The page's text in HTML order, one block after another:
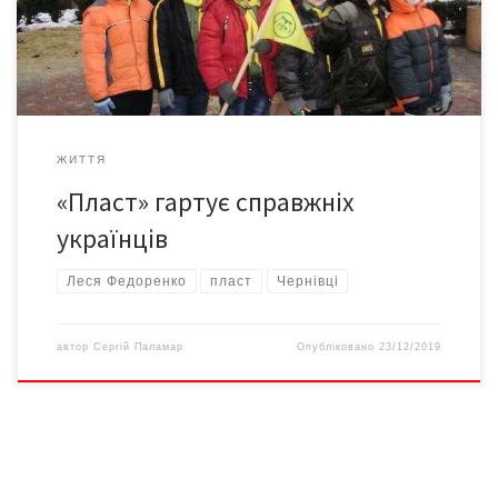
«Пласту». Президент запропонував зняти обов’язок
фінансування цієї організації з держбюджету й особливо з
місцевих бюджетів, […]
ЖИТТЯ
«Пласт» гартує справжніх
українців
Леся Федоренко пласт Чернівці
автор Сергій Паламар Опубліковано 23/12/2019